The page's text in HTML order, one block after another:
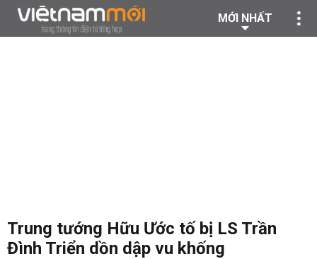
MỚI NHẤT
Trung tướng Hữu Ước tố bị LS Trần
Đình Triển dồn dập vu khống